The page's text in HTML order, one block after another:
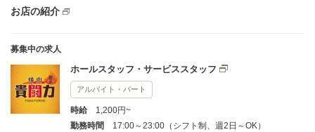
お店の紹介
募集中の求人
ホールスタッフ・サービススタッフ
アルバイト・パート
時給
1,200円~
勤務時間
17:00～23:00（シフト制、週2日～OK）